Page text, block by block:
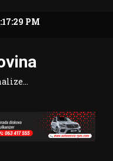
PM